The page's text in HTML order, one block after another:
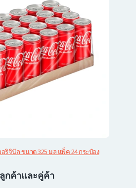
อริจินัล ขนาด 325 มล แพ็ค 24 กระป๋อง
กค้าและคู่ค้า